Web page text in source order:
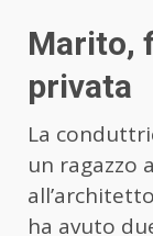
Marito,
privata
La
un ragazzo
all’architetto
ha avuto